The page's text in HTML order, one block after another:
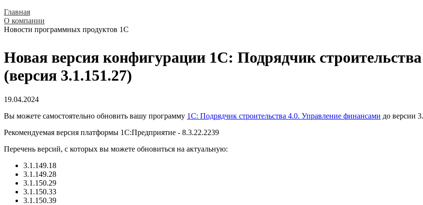
Главная
О компании
Новости программных продуктов 1С
Новая версия конфигурации 1С: Подрядчик
(версия 3.1.151.27)
19.04.2024
Вы можете самостоятельно обновить вашу программу 1С: Подрядчик строительства 4.0. Управление финансами до версии
Рекомендуемая версия платформы 1С:Предприятие - 8.3.22.2239
Перечень версий, с которых вы можете обновиться на актуальную:
3.1.149.18
3.1.149.28
3.1.150.29
3.1.150.33
3.1.150.39